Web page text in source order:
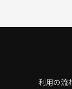
利用の流